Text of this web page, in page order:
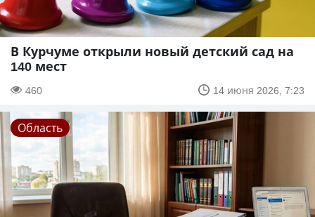
В Курчуме открыли новый детский сад на
140 мест
460 14 июня 2026, 7:23
Область